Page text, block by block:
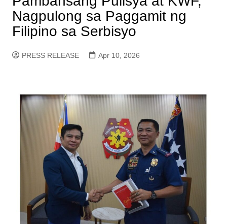
Nagpulong sa Paggamit ng
Filipino sa Serbisyo
PRESS RELEASE Apr 10, 2026